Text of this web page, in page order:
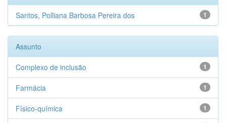
1
Santos, Polliana Barbosa Pereira dos
Assunto
1
Complexo de inclusão
1
Farmácia
1
Físico-química